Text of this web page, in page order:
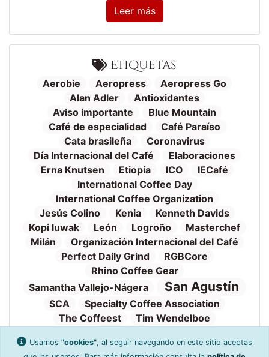
Leer más
Etiquetas
Aerobie Aeropress
Aeropress Go
Alan Adler
Antioxidantes
Aviso importante
Blue Mountain
Café de especialidad
Café Paraíso
Cata brasileña
Coronavirus
Día Internacional del Café
Elaboraciones
Erna Knutsen
Etiopía ICO
IECafé
International Coffee Day
International Coffee Organization
Jesús Colino
Kenia
Kenneth Davids
Kopi luwak
León Logroño
Masterchef
Milán
Organización Internacional del Café
Perfect Daily Grind
RGBCore
Rhino Coffee Gear
Samantha Vallejo-Nágera
San Agustín
SCA
Specialty Coffee Association
The Coffeest
Tim Wendelboe
Torrefacto
Tueste TVE
Valnalón
WAC
World Aeropress Championship
Usamos "cookies", al seguir navegando en este sitio aceptas